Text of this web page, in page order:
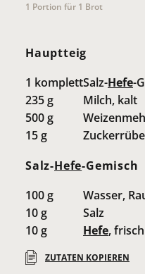
1 Portion für 1 Brot
Hauptteig
1 komplettSalz-Hefe-
235g
Milch, kalt
500g
15g
Salz-Hefe-Gemisch
100g
Wasser,
10g
Salz
10g Hefe, frisch
ZUTATEN KOPIEREN